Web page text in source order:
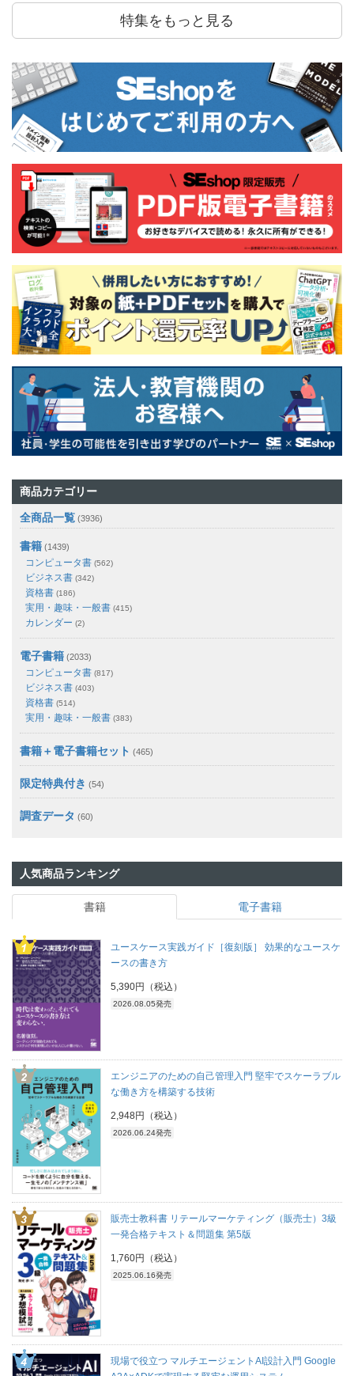
特集をもっと見る
商品カテゴリー
全商品一覧 (3936)
書籍 (1439)
コンピュータ書 (562)
ビジネス書 (342)
資格書 (186)
実用・趣味・一般書 (415)
カレンダー (2)
電子書籍 (2033)
コンピュータ書 (817)
ビジネス書 (403)
資格書 (514)
実用・趣味・一般書 (383)
書籍＋電子書籍セット (465)
限定特典付き (54)
調査データ (60)
人気商品ランキング
書籍 電子書籍
ユースケース実践ガイド［復刻版］ 効果的なユースケ
ースの書き方
5,390円（税込）
2026.08.05発売
エンジニアのための自己管理入門 堅牢でスケーラブル
な働き方を構築する技術
2,948円（税込）
2026.06.24発売
販売士教科書 リテールマーケティング（販売士）3級
一発合格テキスト＆問題集 第5版
1,760円（税込）
2025.06.16発売
現場で役立つ マルチエージェントAI設計入門 Google